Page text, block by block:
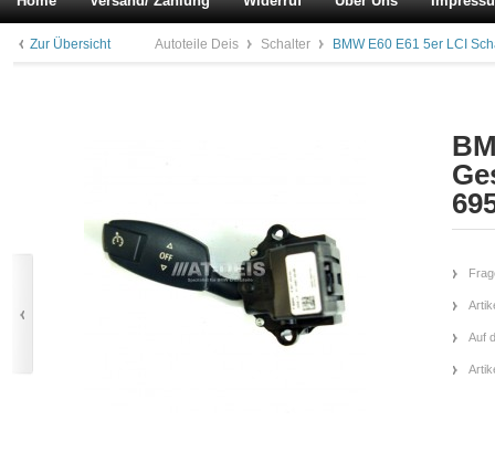
Zur Übersicht Autoteile Deis Schalter BMW E60 E61 5er LCI
Auf